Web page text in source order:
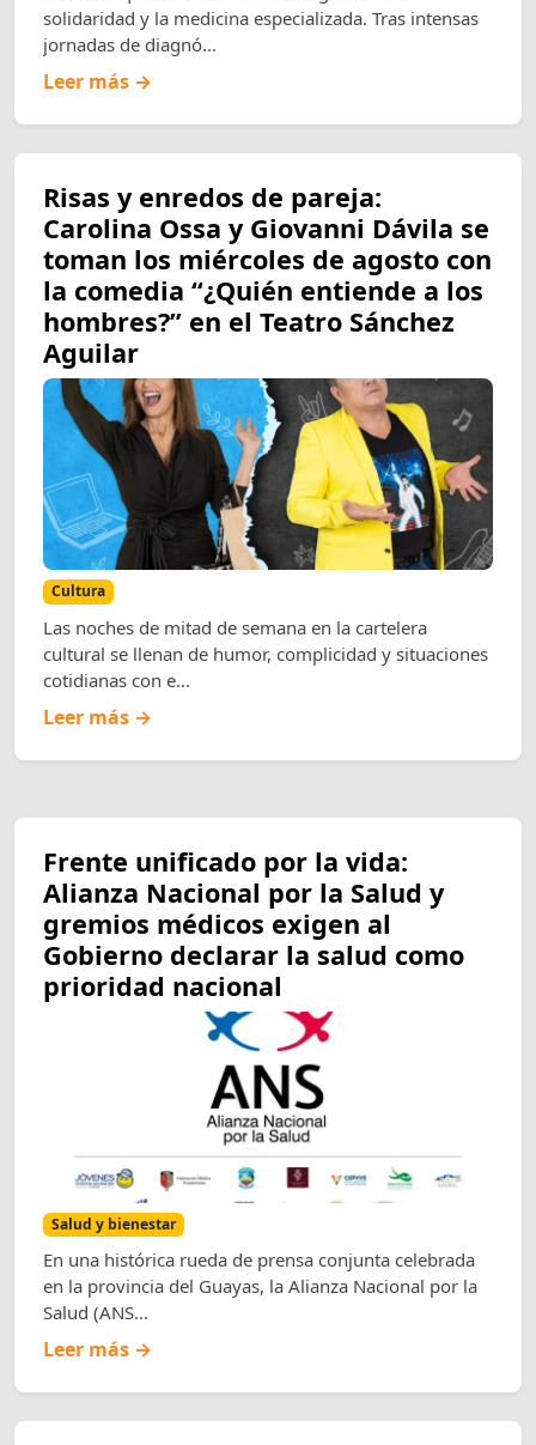
solidaridad y la medicina especializada. Tras intensas
jornadas de diagnó...
Leer más →
Risas y enredos de pareja:
Carolina Ossa y Giovanni Dávila se
toman los miércoles de agosto con
la comedia “¿Quién entiende a los
hombres?” en el Teatro Sánchez
Aguilar
Cultura
Las noches de mitad de semana en la cartelera
cultural se llenan de humor, complicidad y situaciones
cotidianas con e...
Leer más →
Frente unificado por la vida:
Alianza Nacional por la Salud y
gremios médicos exigen al
Gobierno declarar la salud como
prioridad nacional
Salud y bienestar
En una histórica rueda de prensa conjunta celebrada
en la provincia del Guayas, la Alianza Nacional por la
Salud (ANS...
Leer más →